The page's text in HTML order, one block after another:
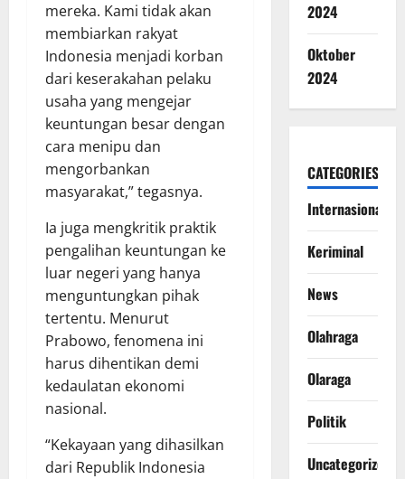
mereka. Kami tidak akan
membiarkan rakyat
Indonesia menjadi korban
dari keserakahan pelaku
usaha yang mengejar
keuntungan besar dengan
cara menipu dan
mengorbankan
masyarakat,” tegasnya.
Ia juga mengkritik praktik
pengalihan keuntungan ke
luar negeri yang hanya
menguntungkan pihak
tertentu. Menurut
Prabowo, fenomena ini
harus dihentikan demi
kedaulatan ekonomi
nasional.
“Kekayaan yang dihasilkan
dari Republik Indonesia
2024
Oktober
2024
CATEGORIES
Internasional
Keriminal
News
Olahraga
Olaraga
Politik
Uncategorized